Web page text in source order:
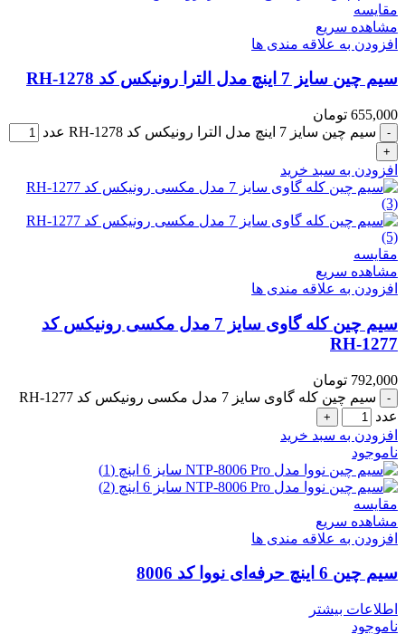
مقایسه
مشاهده سریع
افزودن به علاقه مندی ها
سیم چین سایز 7 اینچ مدل الترا رونیکس کد RH-1278
655,000 تومان
سیم چین سایز 7 اینچ مدل الترا رونیکس کد RH-1278 عدد
افزودن به سبد خرید
مقایسه
مشاهده سریع
افزودن به علاقه مندی ها
سیم چین کله گاوی سایز 7 مدل مکسی رونیکس کد
RH-1277
792,000 تومان
سیم چین کله گاوی سایز 7 مدل مکسی رونیکس کد RH-1277
عدد
افزودن به سبد خرید
ناموجود
مقایسه
مشاهده سریع
افزودن به علاقه مندی ها
سیم چین 6 اینچ حرفه‌ای نووا کد 8006
اطلاعات بیشتر
ناموجود